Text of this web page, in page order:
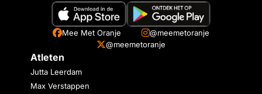
Mee Met Oranje
@meemetoranje
@meemetoranje
Atleten
Jutta Leerdam
Max Verstappen